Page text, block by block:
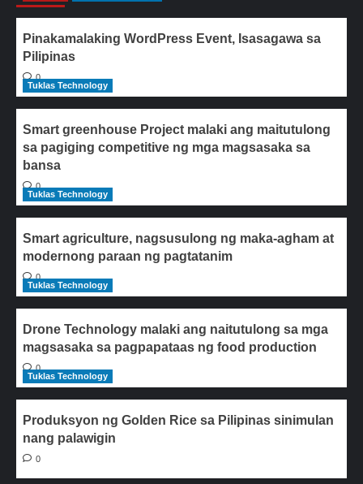
Pinakamalaking WordPress Event, Isasagawa sa
Pilipinas
0
Tuklas Technology
Smart greenhouse Project malaki ang maitutulong
sa pagiging competitive ng mga magsasaka sa
bansa
0
Tuklas Technology
Smart agriculture, nagsusulong ng maka-agham at
modernong paraan ng pagtatanim
0
Tuklas Technology
Drone Technology malaki ang naitutulong sa mga
magsasaka sa pagpapataas ng food production
0
Tuklas Technology
Produksyon ng Golden Rice sa Pilipinas sinimulan
nang palawigin
0